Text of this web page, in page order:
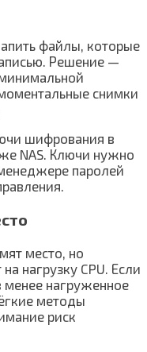
файлы, которые
Решение —
снимки
шифрования в
NAS. Ключи нужно
паролей
место, но
нагрузку CPU. Если
менее нагруженное
методы
риск